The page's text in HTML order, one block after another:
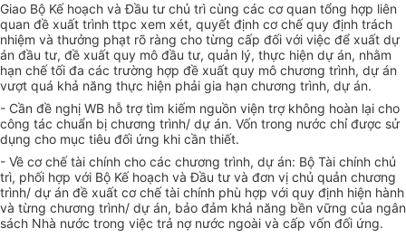
Giao Bộ Kế hoạch và Đầu tư chủ trì cùng các cơ quan tổng hợp liên
quan đề xuất trình ttpc xem xét, quyết định cơ chế quy định trách
nhiệm và thưởng phạt rõ ràng cho từng cấp đối với việc để xuất dự
án đầu tư, đề xuất quy mô đầu tư, quản lý, thực hiện dự án, nhằm
hạn chế tối đa các trường hợp đề xuất quy mô chương trình, dự án
vượt quá khả năng thực hiện phải gia hạn chương trình, dự án.
- Cần đề nghị WB hỗ trợ tìm kiếm nguồn viện trợ không hoàn lại cho
công tác chuẩn bị chương trình/ dự án. Vốn trong nước chỉ được sử
dụng cho mục tiêu đối ứng khi cần thiết.
- Về cơ chế tài chính cho các chương trình, dự án: Bộ Tài chính chủ
trì, phối hợp với Bộ Kế hoạch và Đầu tư và đơn vị chủ quản chương
trình/ dự án đề xuất cơ chế tài chính phù hợp với quy định hiện hành
và từng chương trình/ dự án, bảo đảm khả năng bền vững của ngân
sách Nhà nước trong việc trả nợ nước ngoài và cấp vốn đối ứng.